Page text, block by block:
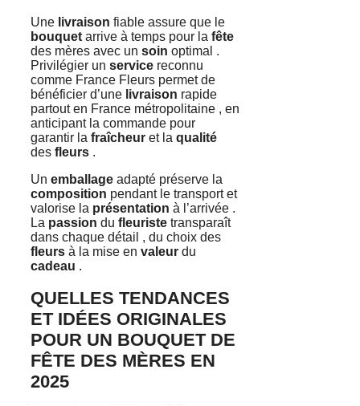
Une livraison fiable assure que le
bouquet arrive à temps pour la fête
des mères avec un soin optimal .
Privilégier un service reconnu
comme France Fleurs permet de
bénéficier d’une livraison rapide
partout en France métropolitaine , en
anticipant la commande pour
garantir la fraîcheur et la qualité
des fleurs .
Un emballage adapté préserve la
composition pendant le transport et
valorise la présentation à l’arrivée .
La passion du fleuriste transparaît
dans chaque détail , du choix des
fleurs à la mise en valeur du
cadeau .
QUELLES TENDANCES
ET IDÉES ORIGINALES
POUR UN BOUQUET DE
FÊTE DES MÈRES EN
2025